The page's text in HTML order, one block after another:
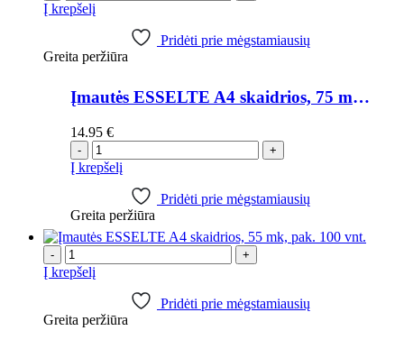
Į krepšelį
Pridėti prie mėgstamiausių
Greita peržiūra
Įmautės ESSELTE A4 skaidrios, 75 mk, įdėjimas iš šono, pak. 100 vnt.
14.95 €
- +
Į krepšelį
Pridėti prie mėgstamiausių
Greita peržiūra
- +
Į krepšelį
Pridėti prie mėgstamiausių
Greita peržiūra